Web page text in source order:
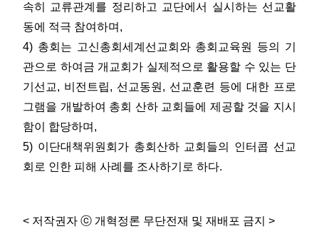
속히 교류관계를 정리하고 교단에서 실시하는 선교활
동에 적극 참여하며,
4) 총회는 고신총회세계선교회와 총회교육원 등의 기
관으로 하여금 개교회가 실제적으로 활용할 수 있는 단
기선교, 비전트립, 선교동원, 선교훈련 등에 대한 프로
그램을 개발하여 총회 산하 교회들에 제공할 것을 지시
함이 합당하며,
5) 이단대책위원회가 총회산하 교회들의 인터콥 선교
회로 인한 피해 사례를 조사하기로 하다.
< 저작권자 ⓒ 개혁정론 무단전재 및 재배포 금지 >